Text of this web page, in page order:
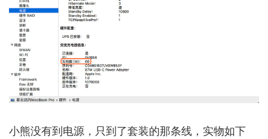
小熊没有到电源，只到了套装的那条线，实物如下